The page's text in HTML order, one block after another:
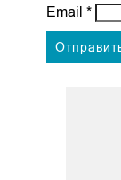
Email *